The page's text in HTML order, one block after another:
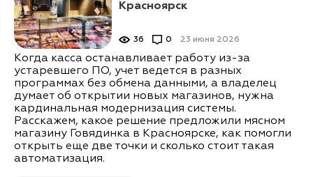
Красноярск
23 июня 2026
36 0
Когда касса останавливает работу из-за
устаревшего ПО, учет ведется в разных
программах без обмена данными, а владелец
думает об открытии новых магазинов, нужна
кардинальная модернизация системы.
Расскажем, какое решение предложили мясном
магазину Говядинка в Красноярске, как помогли
открыть еще две точки и сколько стоит такая
автоматизация.